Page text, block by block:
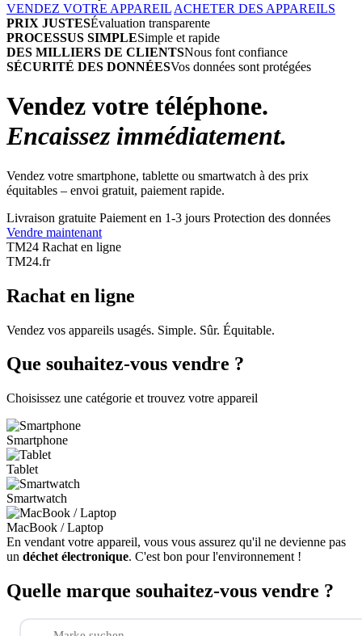
VENDEZ VOTRE APPAREIL ACHETER DES APPAREILS
PRIX JUSTESÉvaluation transparente
PROCESSUS SIMPLESimple et rapide
DES MILLIERS DE CLIENTSNous font confiance
SÉCURITÉ DES DONNÉESVos données sont protégées
Vendez votre téléphone.
Encaissez immédiatement.
Vendez votre smartphone, tablette ou smartwatch à des prix
équitables – envoi gratuit, paiement rapide.
Livraison gratuite Paiement en 1-3 jours Protection des données
Vendre maintenant
TM24 Rachat en ligne
TM24.fr
Rachat en ligne
Vendez vos appareils usagés. Simple. Sûr. Équitable.
Que souhaitez-vous vendre ?
Choisissez une catégorie et trouvez votre appareil
Smartphone
Tablet
Smartwatch
MacBook / Laptop
En vendant votre appareil, vous vous assurez qu'il ne devienne pas
un déchet électronique. C'est bon pour l'environnement !
Quelle marque souhaitez-vous vendre ?